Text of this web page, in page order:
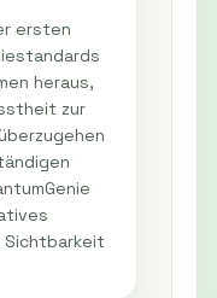
ersten
heraus,
zur
Sichtbarkeit